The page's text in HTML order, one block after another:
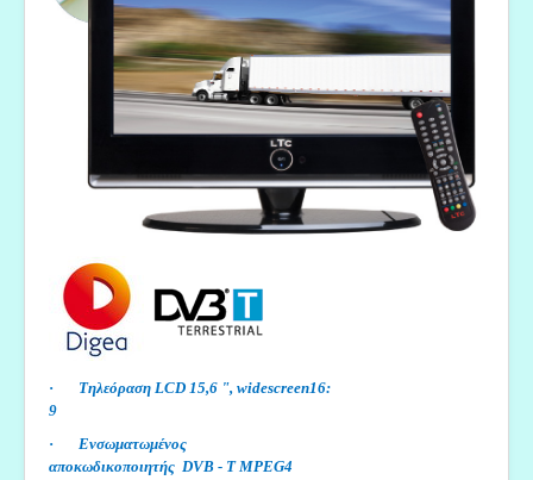
·
Τηλεόραση LCD 15,6 ", widescreen16:
9
·
Ενσωματωμένος
αποκωδικοποιητής DVB - T